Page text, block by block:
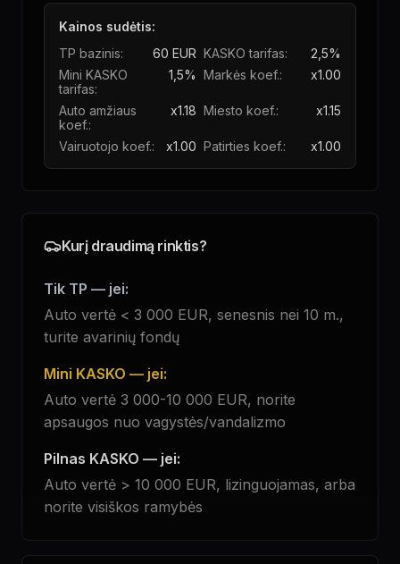
Kainos sudėtis:
TP bazinis:
60 EUR KASKO tarifas:
2,5%
Mini KASKO
tarifas:
1,5% Markės koef.: x1.00
Auto amžiaus
koef.:
x1.18 Miesto koef.: x1.15
Vairuotojo koef.: x1.00 Patirties koef.: x1.00
Kurį draudimą rinktis?
Tik TP — jei:
Auto vertė < 3 000 EUR, senesnis nei 10 m.,
turite avarinių fondų
Mini KASKO — jei:
Auto vertė 3 000-10 000 EUR, norite
apsaugos nuo vagystės/vandalizmo
Pilnas KASKO — jei:
Auto vertė > 10 000 EUR, lizinguojamas, arba
norite visiškos ramybės